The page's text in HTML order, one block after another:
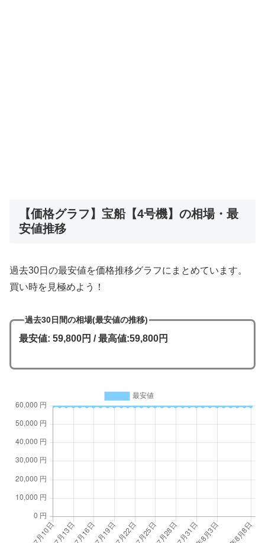
【価格グラフ】宝船【4号機】の相場・最
安値推移
過去30日の最安値を価格推移グラフにまとめています。
買い時を見極めよう！
過去30日間の相場(最安値の推移)
最安値: 59,800円 / 最高値:59,800円